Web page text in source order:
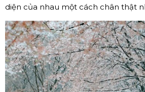
diện của nhau một cách chân thật